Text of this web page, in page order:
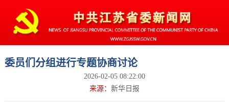
委员们分组进行专题协商讨论
2026-02-05 08:22:00
来源： 新华日报